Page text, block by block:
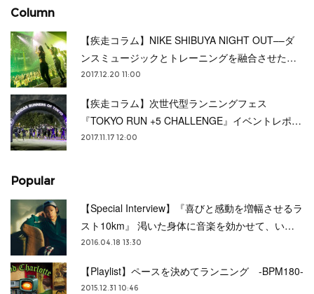
Column
【疾走コラム】NIKE SHIBUYA NIGHT OUT––ダ
ンスミュージックとトレーニングを融合させた…
2017.12.20 11:00
【疾走コラム】次世代型ランニングフェス
『TOKYO RUN +5 CHALLENGE』イベントレポ…
2017.11.17 12:00
Popular
【Special Interview】『喜びと感動を増幅させるラ
スト10km』 渇いた身体に音楽を効かせて、い…
2016.04.18 13:30
【Playlist】ペースを決めてランニング -BPM180-
2015.12.31 10:46